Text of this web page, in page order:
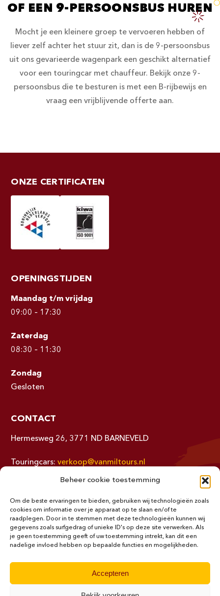
Beheer cookie toestemming
Om de beste ervaringen te bieden, gebruiken wij technologieën zoals
cookies om informatie over je apparaat op te slaan en/of te
raadplegen. Door in te stemmen met deze technologieën kunnen wij
gegevens zoals surfgedrag of unieke ID's op deze site verwerken. Als
je geen toestemming geeft of uw toestemming intrekt, kan dit een
nadelige invloed hebben op bepaalde functies en mogelijkheden.
Accepteren
OF EEN 9-PERSOONSBUS HUREN
Mocht je een kleinere groep te vervoeren hebben of
liever zelf achter het stuur zit, dan is de 9-persoonsbus
uit ons gevarieerde wagenpark een geschikt alternatief
voor een touringcar met chauffeur. Bekijk onze 9-
persoonsbus die te besturen is met een B-rijbewijs en
vraag een vrijblijvende offerte aan.
ONZE CERTIFICATEN
OPENINGSTIJDEN
Maandag t/m vrijdag
09:00 – 17:30
Zaterdag
08:30 – 11:30
Zondag
Gesloten
CONTACT
Hermesweg 26, 3771 ND BARNEVELD
Touringcars:verkoop@vanmiltours.nl
Autoverhuur:verhuur@vanmiltours.nl
Telefoon: 0342-412000 / 0342-415585
Fax: 0342-491000
Realisatie doorZeker Zichtbaar
Privacybeleid